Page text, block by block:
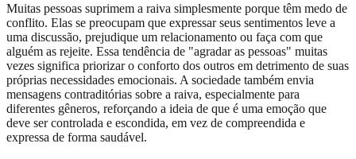
Muitas pessoas suprimem a raiva simplesmente porque têm medo de
conflito. Elas se preocupam que expressar seus sentimentos leve a
uma discussão, prejudique um relacionamento ou faça com que
alguém as rejeite. Essa tendência de "agradar as pessoas" muitas
vezes significa priorizar o conforto dos outros em detrimento de suas
próprias necessidades emocionais. A sociedade também envia
mensagens contraditórias sobre a raiva, especialmente para
diferentes gêneros, reforçando a ideia de que é uma emoção que
deve ser controlada e escondida, em vez de compreendida e
expressa de forma saudável.